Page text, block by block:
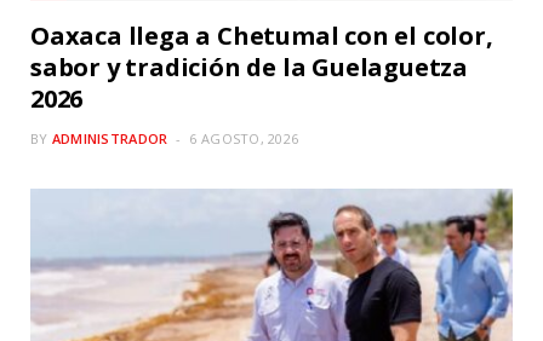
Oaxaca llega a Chetumal con el color,
sabor y tradición de la Guelaguetza
2026
BY ADMINISTRADOR 6 AGOSTO, 2026